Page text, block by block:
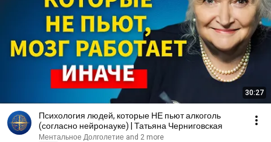
30:27
Психология людей, которые НЕ пьют алкоголь
(согласно нейронауке) | Татьяна Черниговская
Ментальное Долголетие and 2 more